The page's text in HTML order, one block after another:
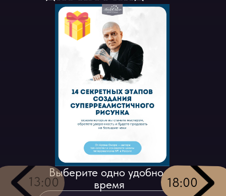
Выберите одно удобное
время
13:00 18:00